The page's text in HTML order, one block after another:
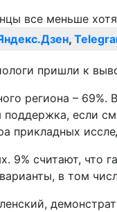
,
пришли к
региона –
если
прикладных
считают, что
в том